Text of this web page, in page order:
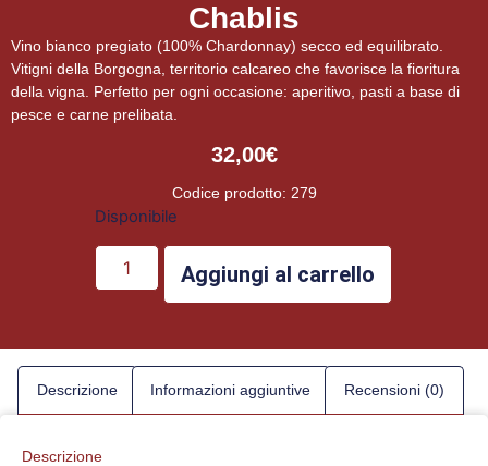
Chablis
Vino bianco pregiato (100% Chardonnay) secco ed equilibrato.
Vitigni della Borgogna, territorio calcareo che favorisce la fioritura
della vigna. Perfetto per ogni occasione: aperitivo, pasti a base di
pesce e carne prelibata.
32,00€
Codice prodotto: 279
Disponibile
Aggiungi al carrello
Descrizione Informazioni aggiuntive Recensioni (0)
Descrizione